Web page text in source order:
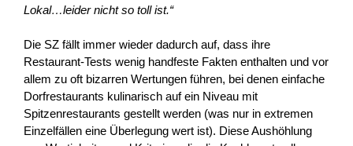
Lokal…leider nicht so toll ist.“
Die SZ fällt immer wieder dadurch auf, dass ihre
Restaurant-Tests wenig handfeste Fakten enthalten und vor
allem zu oft bizarren Wertungen führen, bei denen einfache
Dorfrestaurants kulinarisch auf ein Niveau mit
Spitzenrestaurants gestellt werden (was nur in extremen
Einzelfällen eine Überlegung wert ist). Diese Aushöhlung